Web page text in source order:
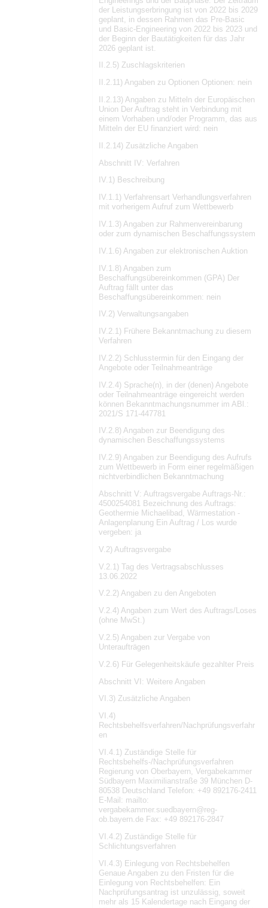
der Leistungserbringung ist von 2022 bis 2029
geplant, in dessen Rahmen das Pre-Basic
und Basic-Engineering von 2022 bis 2023 und
der Beginn der Bautätigkeiten für das Jahr
2026 geplant ist.
II.2.5) Zuschlagskriterien
II.2.11) Angaben zu Optionen Optionen: nein
II.2.13) Angaben zu Mitteln der Europäischen
Union Der Auftrag steht in Verbindung mit
einem Vorhaben und/oder Programm, das aus
Mitteln der EU finanziert wird: nein
II.2.14) Zusätzliche Angaben
Abschnitt IV: Verfahren
IV.1) Beschreibung
IV.1.1) Verfahrensart Verhandlungsverfahren
mit vorherigem Aufruf zum Wettbewerb
IV.1.3) Angaben zur Rahmenvereinbarung
oder zum dynamischen Beschaffungssystem
IV.1.6) Angaben zur elektronischen Auktion
IV.1.8) Angaben zum
Beschaffungsübereinkommen (GPA) Der
Auftrag fällt unter das
Beschaffungsübereinkommen: nein
IV.2) Verwaltungsangaben
IV.2.1) Frühere Bekanntmachung zu diesem
Verfahren
IV.2.2) Schlusstermin für den Eingang der
Angebote oder Teilnahmeanträge
IV.2.4) Sprache(n), in der (denen) Angebote
oder Teilnahmeanträge eingereicht werden
können Bekanntmachungsnummer im ABl.:
2021/S 171-447781
IV.2.8) Angaben zur Beendigung des
dynamischen Beschaffungssystems
IV.2.9) Angaben zur Beendigung des Aufrufs
zum Wettbewerb in Form einer regelmäßigen
nichtverbindlichen Bekanntmachung
Abschnitt V: Auftragsvergabe Auftrags-Nr.:
4500254081 Bezeichnung des Auftrags:
Geothermie Michaelibad, Wärmestation -
Anlagenplanung Ein Auftrag / Los wurde
vergeben: ja
V.2) Auftragsvergabe
V.2.1) Tag des Vertragsabschlusses
13.06.2022
V.2.2) Angaben zu den Angeboten
V.2.4) Angaben zum Wert des Auftrags/Loses
(ohne MwSt.)
V.2.5) Angaben zur Vergabe von
Unteraufträgen
V.2.6) Für Gelegenheitskäufe gezahlter Preis
Abschnitt VI: Weitere Angaben
VI.3) Zusätzliche Angaben
VI.4)
Rechtsbehelfsverfahren/Nachprüfungsverfahr
en
VI.4.1) Zuständige Stelle für
Rechtsbehelfs-/Nachprüfungsverfahren
Regierung von Oberbayern, Vergabekammer
Südbayern Maximilianstraße 39 München D-
80538 Deutschland Telefon: +49 892176-2411
E-Mail: mailto:
vergabekammer.suedbayern@reg-
ob.bayern.de Fax: +49 892176-2847
VI.4.2) Zuständige Stelle für
Schlichtungsverfahren
VI.4.3) Einlegung von Rechtsbehelfen
Genaue Angaben zu den Fristen für die
Einlegung von Rechtsbehelfen: Ein
Nachprüfungsantrag ist unzulässig, soweit
mehr als 15 Kalendertage nach Eingang der